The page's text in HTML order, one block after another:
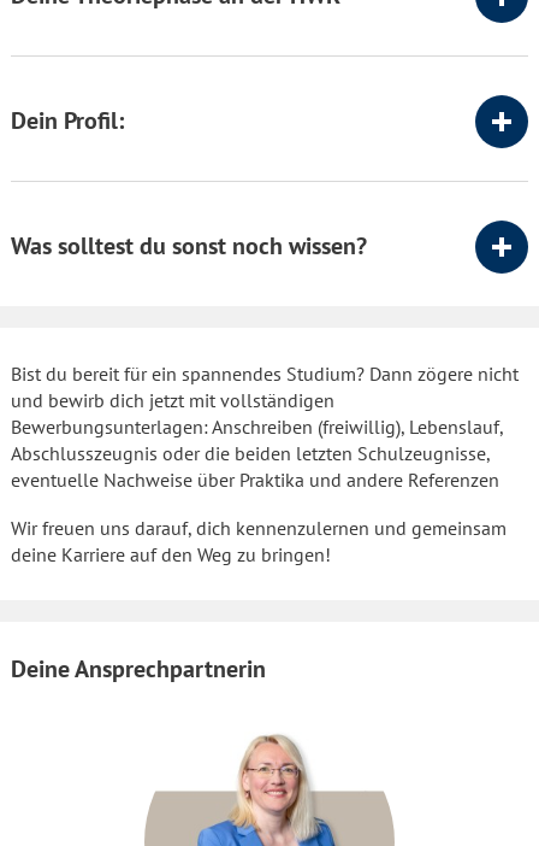
Dein Profil:
Was solltest du sonst noch wissen?
Bist du bereit für ein spannendes Studium? Dann zögere nicht
und bewirb dich jetzt mit vollständigen
Bewerbungsunterlagen: Anschreiben (freiwillig), Lebenslauf,
Abschlusszeugnis oder die beiden letzten Schulzeugnisse,
eventuelle Nachweise über Praktika und andere Referenzen
Wir freuen uns darauf, dich kennenzulernen und gemeinsam
deine Karriere auf den Weg zu bringen!
Deine Ansprechpartnerin